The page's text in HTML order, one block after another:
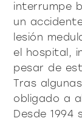
interrumpe
un
lesión
el hospital,
pesar de
Tras
obligado a
Desde 1994